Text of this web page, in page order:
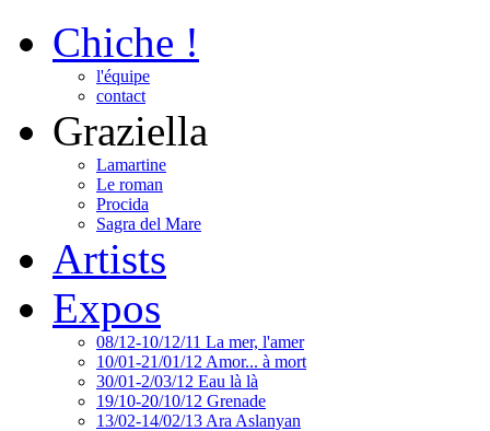
Chiche !
l'équipe
contact
Graziella
Lamartine
Le roman
Procida
Sagra del Mare
Artists
Expos
08/12-10/12/11 La mer, l'amer
10/01-21/01/12 Amor... à mort
30/01-2/03/12 Eau là là
19/10-20/10/12 Grenade
13/02-14/02/13 Ara Aslanyan